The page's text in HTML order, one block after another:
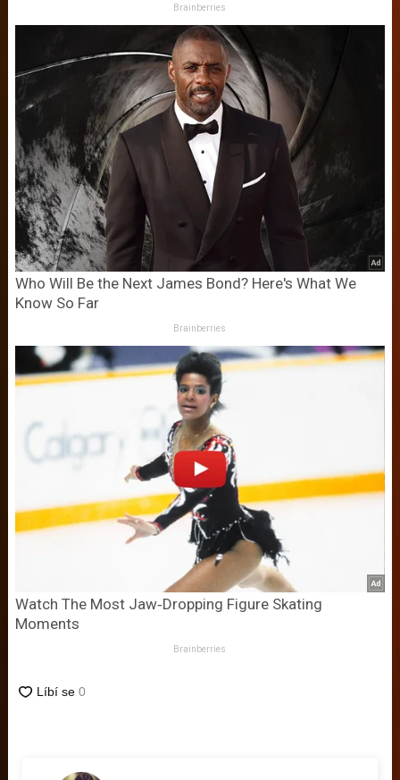
Brainberries
Who Will Be the Next James Bond? Here's What We
Know So Far
Brainberries
Watch The Most Jaw‑Dropping Figure Skating
Moments
Brainberries